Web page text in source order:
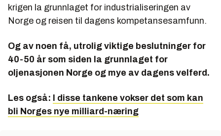
krigen la grunnlaget for industrialiseringen av
Norge og reisen til dagens kompetansesamfunn.
Og av noen få, utrolig viktige beslutninger for
40-50 år som siden la grunnlaget for
oljenasjonen Norge og mye av dagens velferd.
Les også:
I disse tankene vokser det som kan
bli Norges nye milliard-næring